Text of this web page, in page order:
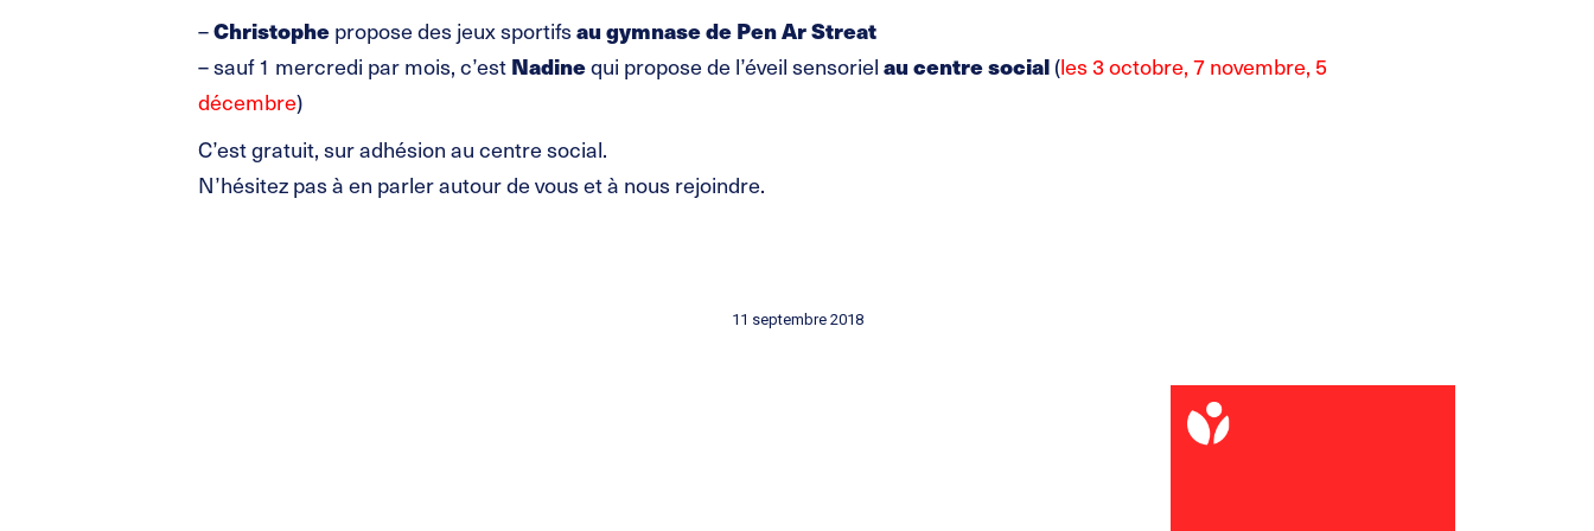
–Christophe propose des jeux sportifs au gymnase de Pen Ar Streat
– sauf 1 mercredi par mois, c’est Nadinequi propose de l’éveil sensoriel au centre social (les 3 octobre, 7 novembre, 5
décembre)
C’est gratuit, sur adhésion au centre social.
N’hésitez pas à en parler autour de vous et à nous rejoindre.
11 septembre 2018